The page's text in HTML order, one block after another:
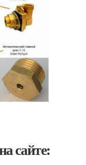
сайте: